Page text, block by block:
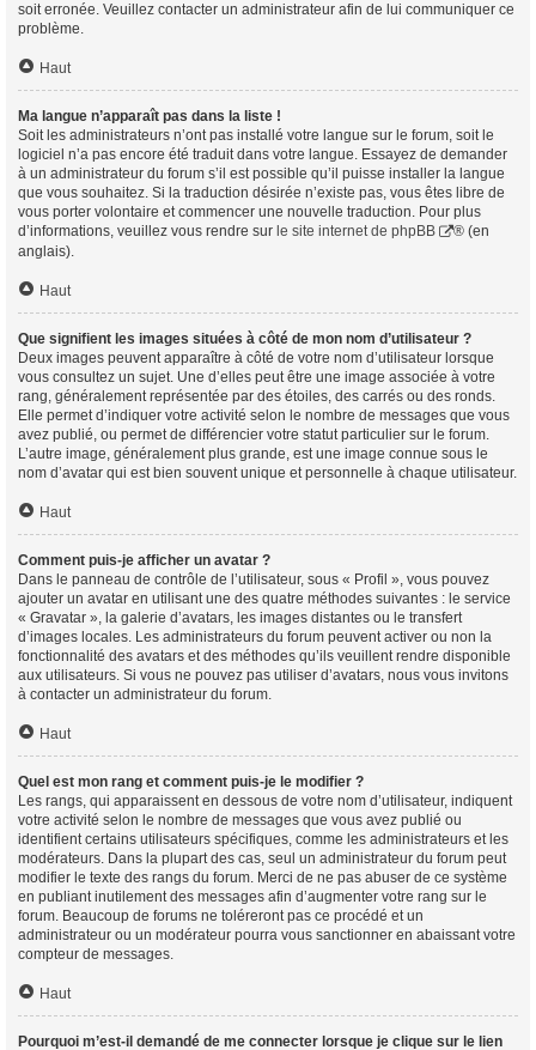
soit erronée. Veuillez contacter un administrateur afin de lui communiquer ce
problème.
Haut
Ma langue n’apparaît pas dans la liste !
Soit les administrateurs n’ont pas installé votre langue sur le forum, soit le
logiciel n’a pas encore été traduit dans votre langue. Essayez de demander
à un administrateur du forum s’il est possible qu’il puisse installer la langue
que vous souhaitez. Si la traduction désirée n’existe pas, vous êtes libre de
vous porter volontaire et commencer une nouvelle traduction. Pour plus
d’informations, veuillez vous rendre sur le site internet de phpBB
® (en
anglais).
Haut
Que signifient les images situées à côté de mon nom d’utilisateur ?
Deux images peuvent apparaître à côté de votre nom d’utilisateur lorsque
vous consultez un sujet. Une d’elles peut être une image associée à votre
rang, généralement représentée par des étoiles, des carrés ou des ronds.
Elle permet d’indiquer votre activité selon le nombre de messages que vous
avez publié, ou permet de différencier votre statut particulier sur le forum.
L’autre image, généralement plus grande, est une image connue sous le
nom d’avatar qui est bien souvent unique et personnelle à chaque utilisateur.
Haut
Comment puis-je afficher un avatar ?
Dans le panneau de contrôle de l’utilisateur, sous « Profil », vous pouvez
ajouter un avatar en utilisant une des quatre méthodes suivantes : le service
« Gravatar », la galerie d’avatars, les images distantes ou le transfert
d’images locales. Les administrateurs du forum peuvent activer ou non la
fonctionnalité des avatars et des méthodes qu’ils veuillent rendre disponible
aux utilisateurs. Si vous ne pouvez pas utiliser d’avatars, nous vous invitons
à contacter un administrateur du forum.
Haut
Quel est mon rang et comment puis-je le modifier ?
Les rangs, qui apparaissent en dessous de votre nom d’utilisateur, indiquent
votre activité selon le nombre de messages que vous avez publié ou
identifient certains utilisateurs spécifiques, comme les administrateurs et les
modérateurs. Dans la plupart des cas, seul un administrateur du forum peut
modifier le texte des rangs du forum. Merci de ne pas abuser de ce système
en publiant inutilement des messages afin d’augmenter votre rang sur le
forum. Beaucoup de forums ne toléreront pas ce procédé et un
administrateur ou un modérateur pourra vous sanctionner en abaissant votre
compteur de messages.
Haut
Pourquoi m’est-il demandé de me connecter lorsque je clique sur le lien